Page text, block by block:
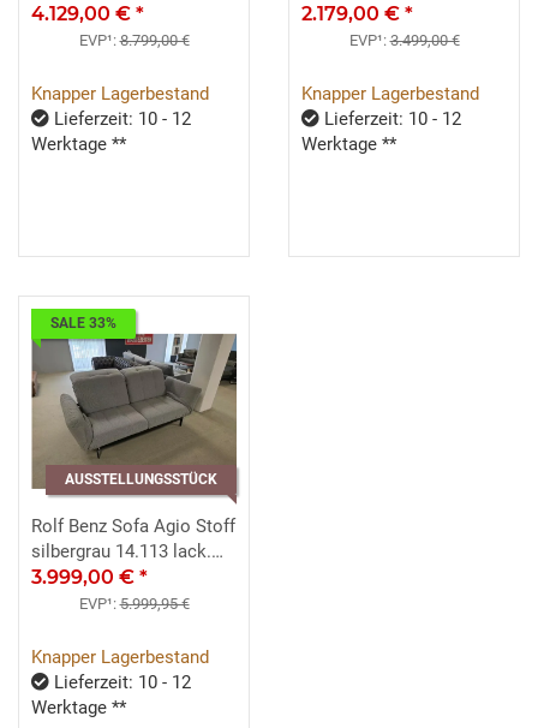
Stoff petrol-braun 26.301
rechts
4.129,00 € *
EVP¹:8.799,00 €
Knapper Lagerbestand
Lieferzeit: 10 - 12
Werktage **
34.500 Kreuzfuß schwarz
2.179,00 € *
EVP¹:3.499,00 €
Knapper Lagerbestand
Lieferzeit: 10 - 12
Werktage **
AUSSTELLUNGSSTÜCK
SALE 33%
Rolf Benz Sofa Agio Stoff
silbergrau 14.113 lack.
schwarz
3.999,00 € *
EVP¹:5.999,95 €
Knapper Lagerbestand
Lieferzeit: 10 - 12
Werktage **